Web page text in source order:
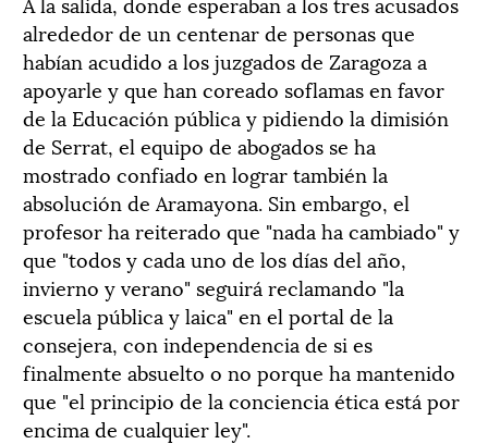
alrededor de un centenar de personas que
habían acudido a los juzgados de Zaragoza a
apoyarle y que han coreado soflamas en favor
de la Educación pública y pidiendo la dimisión
de Serrat, el equipo de abogados se ha
mostrado confiado en lograr también la
absolución de Aramayona. Sin embargo, el
profesor ha reiterado que "nada ha cambiado" y
que "todos y cada uno de los días del año,
invierno y verano" seguirá reclamando "la
escuela pública y laica" en el portal de la
consejera, con independencia de si es
finalmente absuelto o no porque ha mantenido
que "el principio de la conciencia ética está por
encima de cualquier ley".